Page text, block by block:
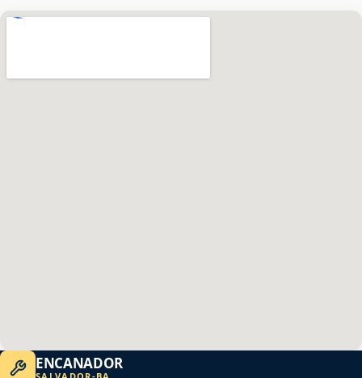
ENCANADOR